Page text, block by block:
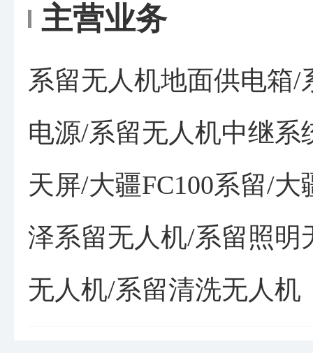
主营业务
系留无人机地面供电箱/
电源/系留无人机中继系
天屏/大疆FC100系留/大
泽系留无人机/系留照明
无人机/系留清洗无人机